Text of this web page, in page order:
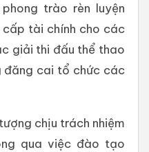
trào rèn luyện
cấp tài chính cho các
giải thi đấu thể thao
đăng cai tổ chức các
chịu trách nhiệm
qua việc đào tạo